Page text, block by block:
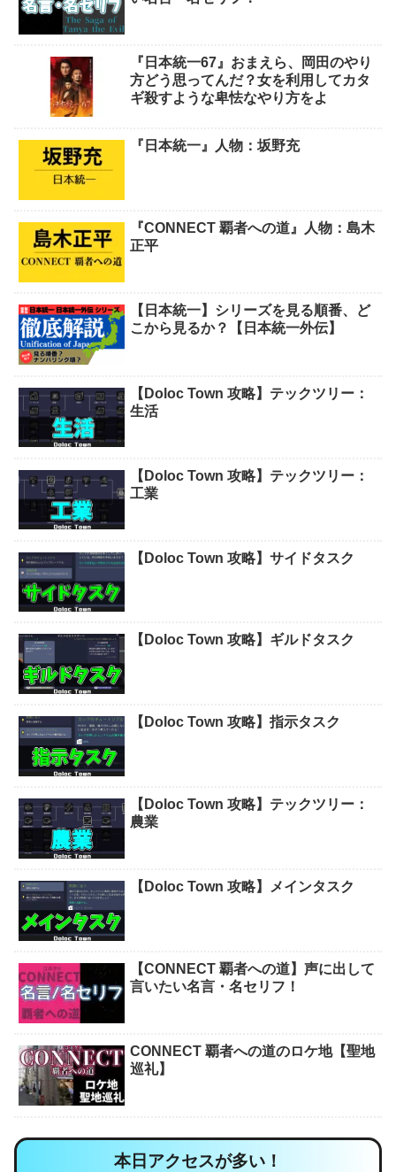
『日本統一67』おまえら、岡田のやり
方どう思ってんだ？女を利用してカタ
ギ殺すような卑怯なやり方をよ
『日本統一』人物：坂野充
『CONNECT 覇者への道』人物：島木
正平
【日本統一】シリーズを見る順番、ど
こから見るか？【日本統一外伝】
【Doloc Town 攻略】テックツリー：
生活
【Doloc Town 攻略】テックツリー：
工業
【Doloc Town 攻略】サイドタスク
【Doloc Town 攻略】ギルドタスク
【Doloc Town 攻略】指示タスク
【Doloc Town 攻略】テックツリー：
農業
【Doloc Town 攻略】メインタスク
【CONNECT 覇者への道】声に出して
言いたい名言・名セリフ！
CONNECT 覇者への道のロケ地【聖地
巡礼】
本日アクセスが多い！